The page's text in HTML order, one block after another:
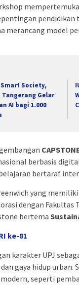
merancang model
Society,
Tangerang Gelar
AI bagi 1.000
berbasis
bertaraf
yang
dengan Fakultas
bertema
ke-81
karakter UPJ
gaya hidup
seperti